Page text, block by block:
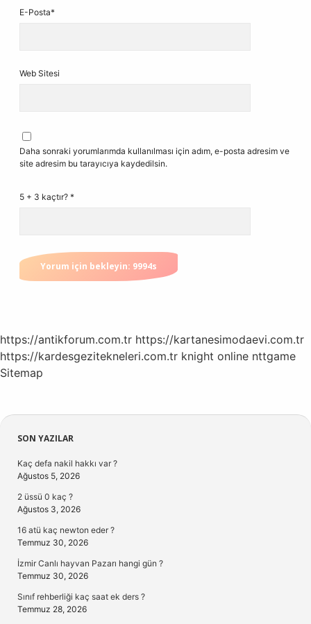
E-Posta*
Web Sitesi
Daha sonraki yorumlarımda kullanılması için adım, e-posta adresim ve
site adresim bu tarayıcıya kaydedilsin.
5 + 3 kaçtır? *
https://antikforum.com.tr https://kartanesimodaevi.com.tr
https://kardesgezitekneleri.com.tr knight online nttgame
Sitemap
Sidebar
SON YAZILAR
Kaç defa nakil hakkı var ?
Ağustos 5, 2026
2 üssü 0 kaç ?
Ağustos 3, 2026
16 atü kaç newton eder ?
Temmuz 30, 2026
İzmir Canlı hayvan Pazarı hangi gün ?
Temmuz 30, 2026
Sınıf rehberliği kaç saat ek ders ?
Temmuz 28, 2026